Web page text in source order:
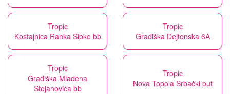
Tropic
Kostajnica Ranka Šipke bb
Tropic
Gradiška Dejtonska 6A
Tropic
Gradiška Mladena
Stojanovića bb
Tropic
Nova Topola Srbački put